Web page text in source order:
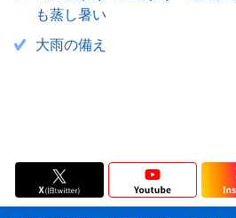
も蒸し暑い
大雨の備え